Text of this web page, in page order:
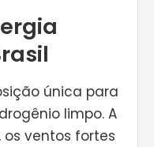
única para
limpo. A
ventos fortes